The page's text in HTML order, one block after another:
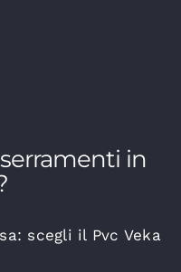
in
scegli il Pvc Veka